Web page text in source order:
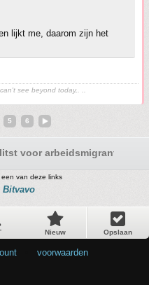
lijkt me, daarom zijn het
see beyond today,. ..
5 6
voor arbeidsmigranten:
van deze links
Bitvavo
Nieuw Opslaan
voorwaarden